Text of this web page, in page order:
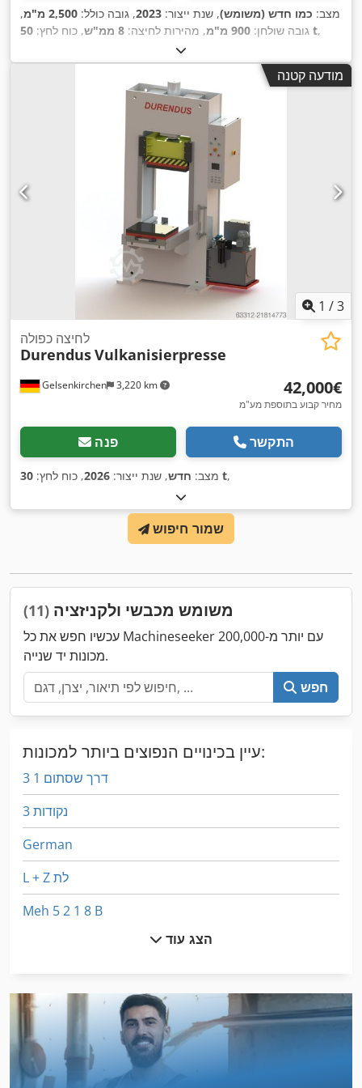
מצב: כמו חדש (משומש), שנת ייצור: 2023, גובה כולל: 2,500 מ"מ
,
גובה שולחן: 900 מ"מ , מהירות לחיצה: 8 ממ"ש , כוח לחץ: 50 t,
, לחץ עבודה:
498 מ"מ
, אורך שולחן:522 מ"מ , רוחב שולחן:522 מ"מ
, סוג זרם
כניסה: מזגן 400 V,
טבלת מרחקים לאיל כוח:600 מ"מ , קיבולת מיכל שמן:
מהירות הפעלה:
8 ממ"ש , ציוד:
מודעה קטנה
1 /3
Gelsenkirchen 3,220 km
לחיצה כפולה
DurendusVulkanisierpresse
‏42,000 ‏€
מחיר קבוע בתוספת מע"מ
פנה התקשר
מצב: חדש, שנת ייצור: 2026, כוח לחץ: 30 t,
שמור חיפוש
משומש מכבשי ולקניזציה (11)
עכשיו חפש את כל Machineseeker עם יותר מ-200,000
מכונות יד שנייה.
חפש
עיין בכינויים הנפוצים ביותר למכונות:
3 דרך שסתום 1
3 נקודות
German
L + Z לת
Meh 5 2 1 8 B
הקש על הגוף
הקש על הנעל
הקש על הרצפה
הצג עוד